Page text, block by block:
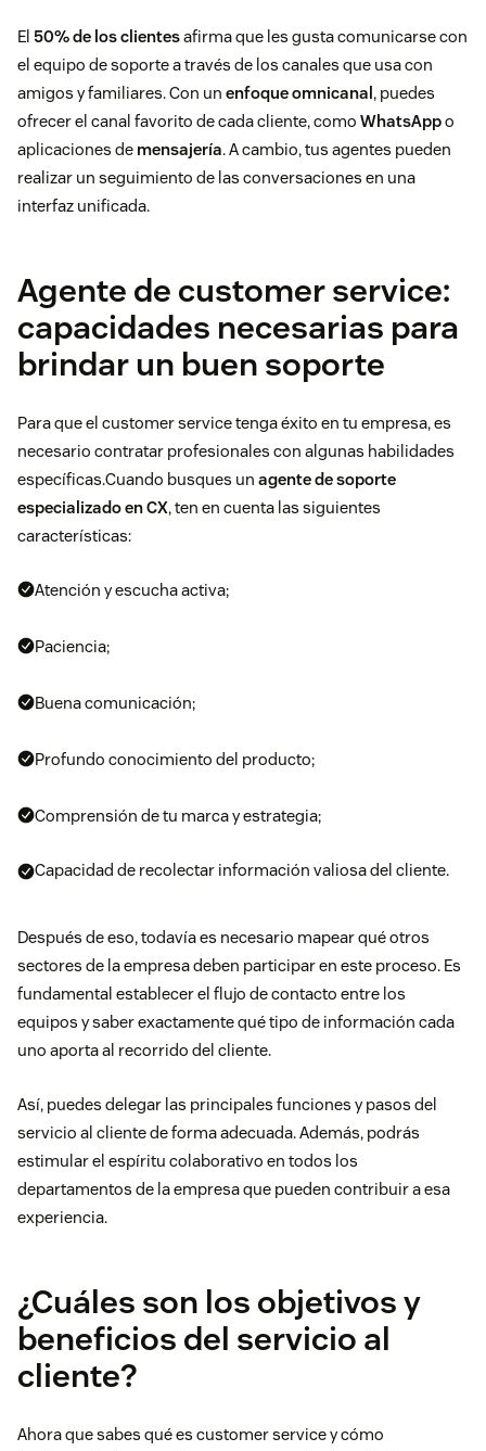
El 50% de los clientesafirma que les gusta comunicarse con
el equipo de soporte a través de los canales que usa con
amigos y familiares. Con un enfoque omnicanal , puedes
ofrecer el canal favorito de cada cliente, como WhatsAppo
aplicaciones de mensajería. A cambio, tus agentes pueden
realizar un seguimiento de las conversaciones en una
interfaz unificada.
Agente de customer service:
capacidades necesarias para
brindar un buen soporte
Para que el customer service tenga éxito en tu empresa, es
necesario contratar profesionales con algunas habilidades
específicas.Cuando busques un agente de soporte
especializado en CX, ten en cuenta las siguientes
características:
Atención y escucha activa;
Paciencia;
Buena comunicación;
Profundo conocimiento del producto;
Comprensión de tu marca y estrategia;
Capacidad de recolectar información valiosa del cliente.
Después de eso, todavía es necesario mapear qué otros
sectores de la empresa deben participar en este proceso. Es
fundamental establecer el flujo de contacto entre los
equipos y saber exactamente qué tipo de información cada
uno aporta al recorrido del cliente.
Así, puedes delegar las principales funciones y pasos del
servicio al cliente de forma adecuada. Además, podrás
estimular el espíritu colaborativo en todos los
departamentos de la empresa que pueden contribuir a esa
experiencia.
¿Cuáles son los objetivos y
beneficios del servicio al
cliente?
Ahora que sabes qué es customer service y cómo